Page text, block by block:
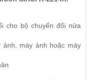
cho bộ chuyển đổi nửa
máy ảnh hoặc máy